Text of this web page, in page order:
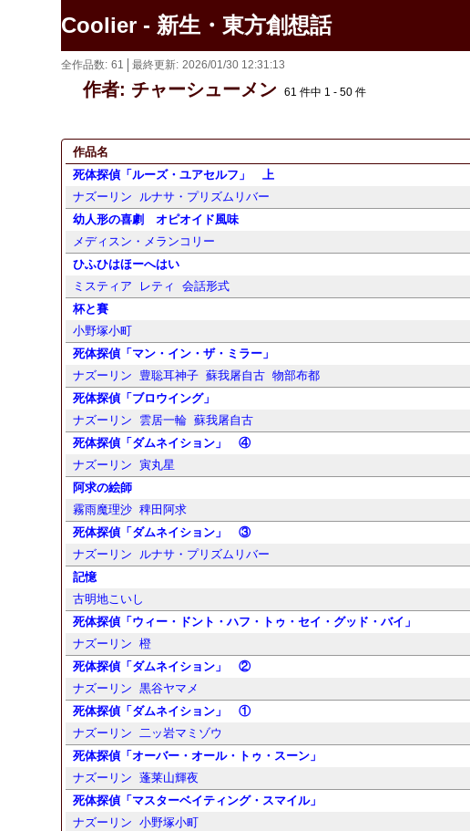
Coolier - 新生・東方創想話
作者: チャーシューメン 61 件中 1 - 50 件
全作品数 61 最終更新 2026/01/30 12:31:13
作品名
死体探偵「ルーズ・ユアセルフ」 上
ナズーリン
ルナサ・プリズムリバー
幼人形の喜劇 オピオイド風味
メディスン・メランコリー
ひふひはほーへはい
ミスティア レティ
会話形式
杯と賽
小野塚小町
死体探偵「マン・イン・ザ・ミラー」
ナズーリン 豊聡耳神子 蘇我屠自古 物部布都
死体探偵「ブロウイング」
ナズーリン 雲居一輪 蘇我屠自古
死体探偵「ダムネイション」 ④
ナズーリン
寅丸星
阿求の絵師
霧雨魔理沙 稗田阿求
死体探偵「ダムネイション」 ③
ナズーリン
ルナサ・プリズムリバー
記憶
古明地こいし
死体探偵「ウィー・ドント・ハフ・トゥ・セイ・グッド・バイ」
ナズーリン
橙
死体探偵「ダムネイション」 ②
ナズーリン
黒谷ヤマメ
死体探偵「ダムネイション」 ①
ナズーリン
二ッ岩マミゾウ
死体探偵「オーバー・オール・トゥ・スーン」
ナズーリン
蓬莱山輝夜
死体探偵「マスターベイティング・スマイル」
ナズーリン
小野塚小町